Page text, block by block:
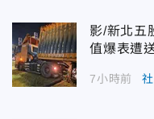
影/新北五
值爆表遭
7小時前